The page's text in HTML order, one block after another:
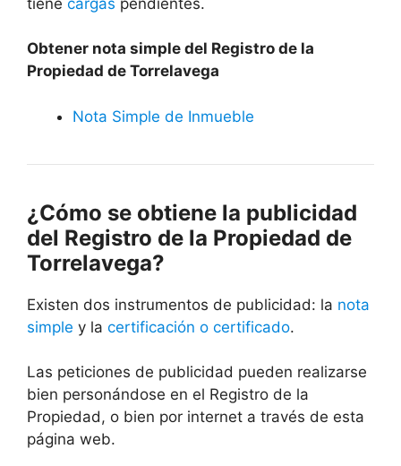
Obtener nota simple del Registro de la
Propiedad de Torrelavega
Nota Simple de Inmueble
¿Cómo se obtiene la publicidad
del Registro de la Propiedad de
Torrelavega?
Existen dos instrumentos de publicidad: la nota
simple y la certificación o certificado.
Las peticiones de publicidad pueden realizarse
bien personándose en el Registro de la
Propiedad, o bien por internet a través de esta
página web.